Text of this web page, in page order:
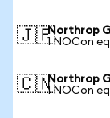
🇯🇵Northrop
1 NOCon
🇨🇳Northrop
1 NOCon